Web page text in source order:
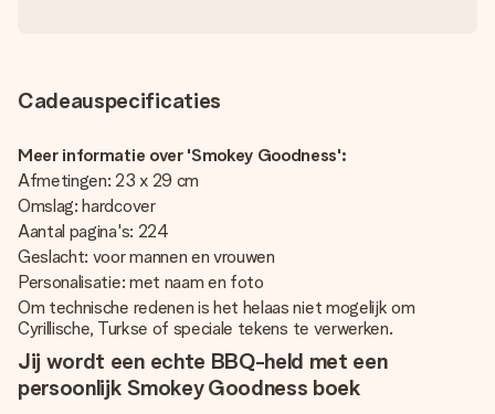
Cadeauspecificaties
Meer informatie over 'Smokey Goodness':
Afmetingen: 23 x 29 cm
Omslag: hardcover
Aantal pagina's: 224
Geslacht: voor mannen en vrouwen
Personalisatie: met naam en foto
Om technische redenen is het helaas niet mogelijk om
Cyrillische, Turkse of speciale tekens te verwerken.
Jij wordt een echte BBQ-held met een
persoonlijk Smokey Goodness boek